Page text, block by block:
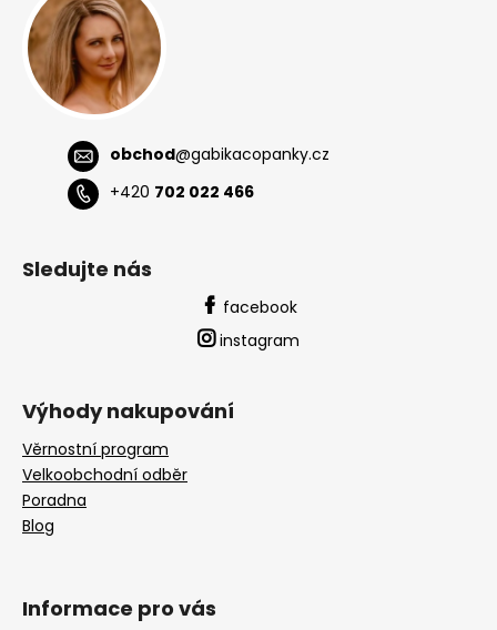
obchod@gabikacopanky.cz
+420 702 022 466
Sledujte nás
facebook
instagram
Výhody nakupování
Věrnostní program
Velkoobchodní odběr
Poradna
Blog
Informace pro vás